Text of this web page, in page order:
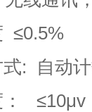
≤0.5%
: 自动
： ≤10μv